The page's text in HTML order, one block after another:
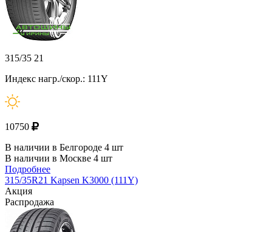
315/35 21
Индекс нагр./скор.: 111Y
10750
В наличии в Белгороде 4 шт
В наличии в Москве 4 шт
Подробнее
315/35R21 Kapsen K3000 (111Y)
Акция
Распродажа